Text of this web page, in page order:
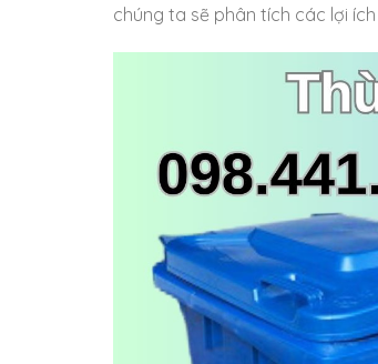
chúng ta sẽ phân tích các lợi